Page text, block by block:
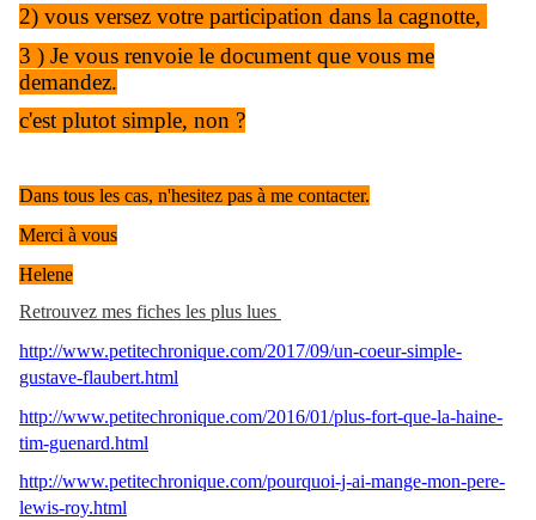
2) vous versez votre participation dans la cagnotte,
3 ) Je vous renvoie le document que vous me
demandez.
c'est plutot simple, non ?
Dans tous les cas, n'hesitez pas à me contacter.
Merci à vous
Helene
Retrouvez mes fiches les plus lues
http://www.petitechronique.com/2017/09/un-coeur-simple-
gustave-flaubert.html
http://www.petitechronique.com/2016/01/plus-fort-que-la-haine-
tim-guenard.html
http://www.petitechronique.com/pourquoi-j-ai-mange-mon-pere-
lewis-roy.html